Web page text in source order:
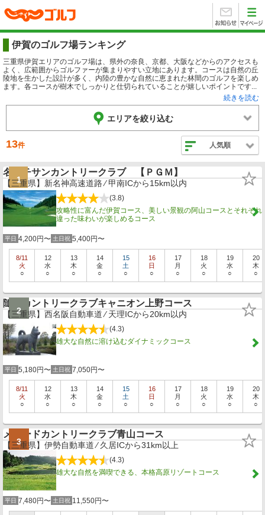
伊賀のゴルフ場ランキング
三重県伊賀エリアのゴルフ場は、県外の奈良、京都、大阪などからのアクセスも
よく、広範囲からゴルファーが集まりやすい立地にあります。コースは自然の丘
陵地を生かした設計が多く、内陸の豊かな自然に恵まれた林間のゴルフを楽しめ
ます。各コースが樹木でしっかりと仕切られていることが嬉しいポイントです...
続きを読む
エリアを絞り込む
13件 人気順
1
名阪チサンカントリークラブ 【ＰＧＭ】
【三重県】新名神高速道路 ⁄ 甲南ICから15km以内
(3.8)
攻略性に富んだ伊賀コース、美しい景観の阿山コースとそれぞれ
違った味わいが楽しめるコース
平日 4,200円〜 土日祝 5,400円〜
8/11
火
○
12
水
○
13
木
○
14
金
○
15
土
○
16
日
○
17
月
○
18
火
○
19
水
○
20
木
○
2
隨縁カントリークラブキャニオン上野コース
【三重県】西名阪自動車道 ⁄ 天理ICから20km以内
(4.3)
雄大な自然に溶け込むダイナミックコース
平日 5,180円〜 土日祝 7,050円〜
8/11
火
○
12
水
○
13
木
○
14
金
○
15
土
○
16
日
○
17
月
○
18
火
○
19
水
○
20
木
○
3
メナードカントリークラブ青山コース
【三重県】伊勢自動車道 ⁄ 久居ICから31km以上
(4.3)
雄大な自然を満喫できる、本格高原リゾートコース
平日 7,480円〜 土日祝 11,550円〜